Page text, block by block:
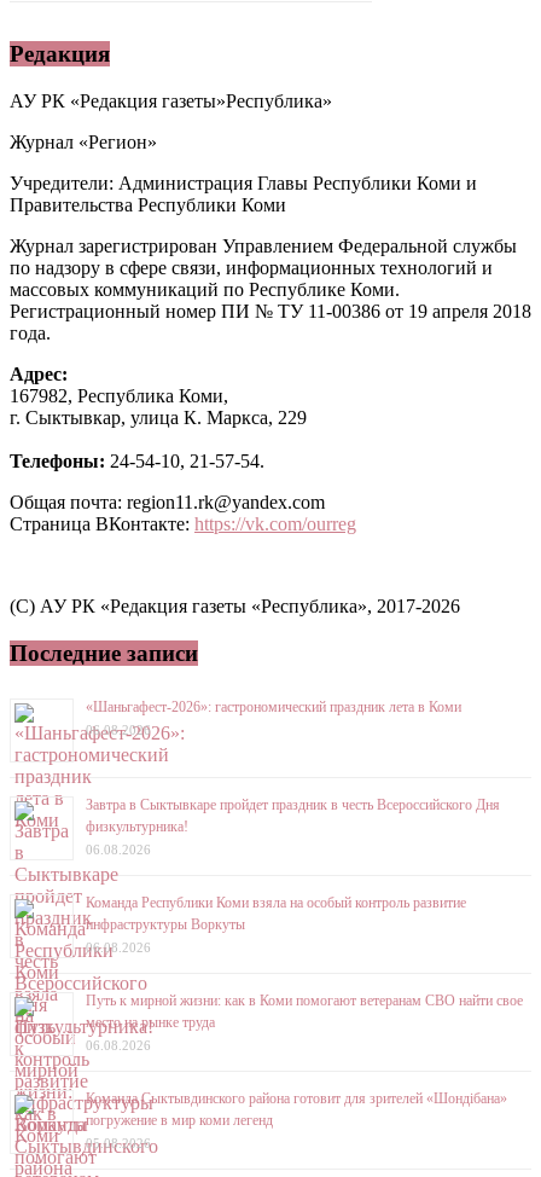
Редакция
АУ РК «Редакция газеты»Республика»
Журнал «Регион»
Учредители: Администрация Главы Республики Коми и
Правительства Республики Коми
Журнал зарегистрирован Управлением Федеральной службы
по надзору в сфере связи, информационных технологий и
массовых коммуникаций по Республике Коми.
Регистрационный номер ПИ № ТУ 11-00386 от 19 апреля 2018
года.
Адрес:
167982, Республика Коми,
г. Сыктывкар, улица К. Маркса, 229
Телефоны: 24-54-10, 21-57-54.
Общая почта: region11.rk@yandex.com
Страница ВКонтакте: https://vk.com/ourreg
(C) АУ РК «Редакция газеты «Республика», 2017-2026
Последние записи
«Шаньгафест-2026»: гастрономический праздник лета в Коми
06.08.2026
Завтра в Сыктывкаре пройдет праздник в честь Всероссийского Дня
физкультурника!
06.08.2026
Команда Республики Коми взяла на особый контроль развитие
инфраструктуры Воркуты
06.08.2026
Путь к мирной жизни: как в Коми помогают ветеранам СВО найти свое
место на рынке труда
06.08.2026
Команда Сыктывдинского района готовит для зрителей «Шондібана»
погружение в мир коми легенд
05.08.2026